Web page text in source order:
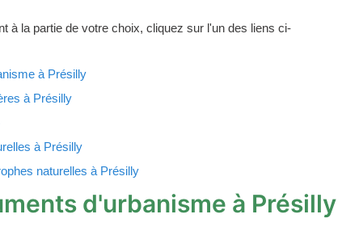
à la partie de votre choix, cliquez sur l'un des liens ci-
à Présilly
à Présilly
à Présilly
naturelles à Présilly
d'urbanisme à Présilly